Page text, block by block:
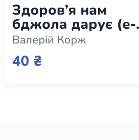
Здоров’я нам
бджола дарує (e-
book)
Валерій Корж
40 ₴